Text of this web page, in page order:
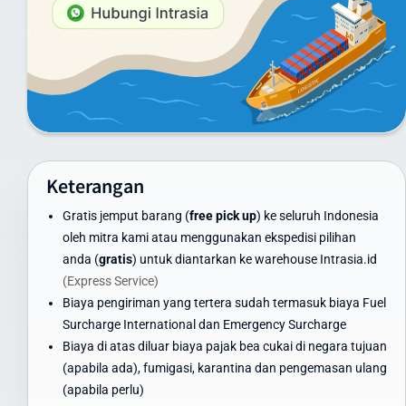
Minimum 100 kg: hubungi customer service untuk penawaran
Container FCL/LCL: tersedia penawaran khusus sesuai volume
dan berat
Harga di atas adalah estimasi dan dapat berubah. Untuk
website kami atau hubungi tim layanan pelanggan Intrasia.id.
Kami menawarkan skema volume discount - semakin besar volume
pengiriman, semakin ekonomis biaya per kilogramnya. Ini
menjadikan Intrasia.id pilihan tepat untuk cara kirim paket murah
ke Italia tanpa mengorbankan kualitas dan keamanan.
Waktu Pengiriman Paket ke Italia yang Dapat
Diandalkan
Waktu pengiriman paket ke Italia menjadi perhatian utama bagi
banyak pengirim. Intrasia.id menawarkan estimasi waktu
pengiriman yang dapat diandalkan:
Keterangan
Gratis jemput barang (free pick up) ke seluruh Indonesia
oleh mitra kami atau menggunakan ekspedisi pilihan
anda (gratis) untuk diantarkan ke warehouse Intrasia.id
(Express Service)
Biaya pengiriman yang tertera sudah termasuk biaya Fuel
Surcharge International dan Emergency Surcharge
Biaya di atas diluar biaya pajak bea cukai di negara tujuan
(apabila ada), fumigasi, karantina dan pengemasan ulang
(apabila perlu)